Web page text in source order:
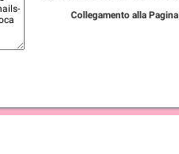
Collegamento alla Pagina